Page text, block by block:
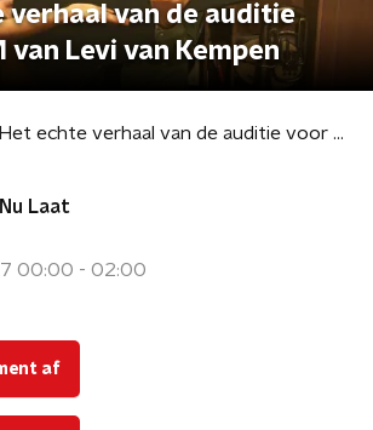
verhaal van de auditie
van Levi van Kempen
Het echte verhaal van de auditie voor ONM van Levi van Kempen
Laat
00:00 - 02:00
af